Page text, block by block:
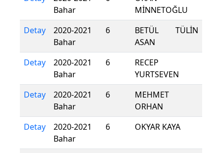
Bahar
MİNNETOĞLU
Detay
2020-2021
Bahar
6
BETÜL TÜLİN
ASAN
Detay
2020-2021
Bahar
6
RECEP
YURTSEVEN
Detay
2020-2021
Bahar
6
MEHMET
ORHAN
Detay
2020-2021
Bahar
6 OKYAR KAYA